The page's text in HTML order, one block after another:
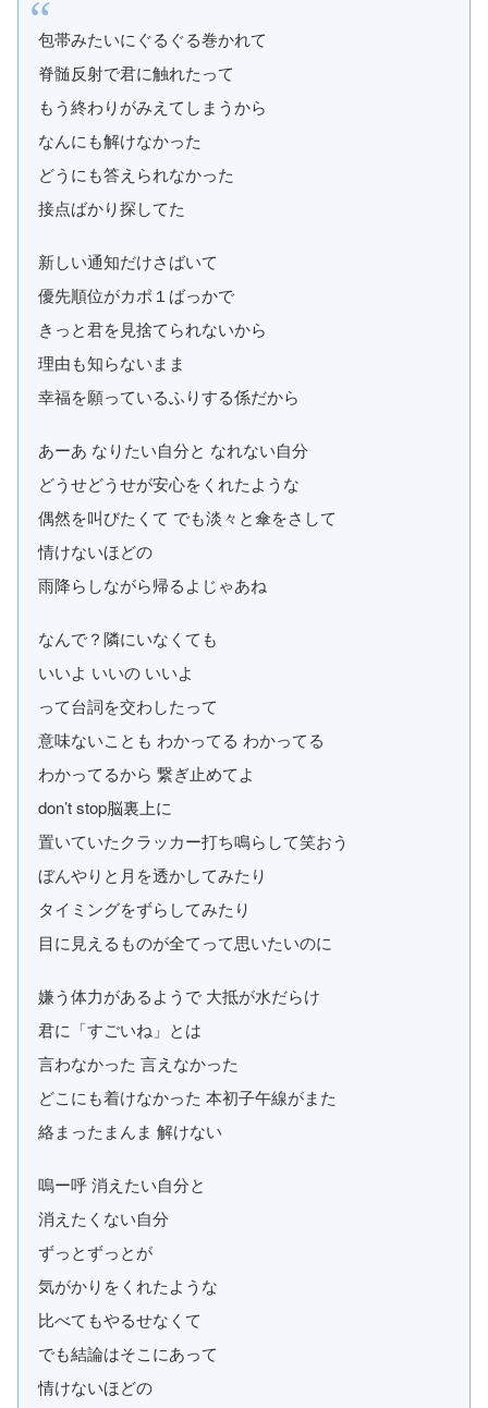
包帯みたいにぐるぐる巻かれて
脊髄反射で君に触れたって
もう終わりがみえてしまうから
なんにも解けなかった
どうにも答えられなかった
接点ばかり探してた
新しい通知だけさばいて
優先順位がカポ１ばっかで
きっと君を見捨てられないから
理由も知らないまま
幸福を願っているふりする係だから
あーあ なりたい自分と なれない自分
どうせどうせが安心をくれたような
偶然を叫びたくて でも淡々と傘をさして
情けないほどの
雨降らしながら帰るよじゃあね
なんで？隣にいなくても
いいよ いいの いいよ
って台詞を交わしたって
意味ないことも わかってる わかってる
わかってるから 繋ぎ止めてよ
don’t stop脳裏上に
置いていたクラッカー打ち鳴らして笑おう
ぼんやりと月を透かしてみたり
タイミングをずらしてみたり
目に見えるものが全てって思いたいのに
嫌う体力があるようで 大抵が水だらけ
君に「すごいね」とは
言わなかった 言えなかった
どこにも着けなかった 本初子午線がまた
絡まったまんま 解けない
嗚ー呼 消えたい自分と
消えたくない自分
ずっとずっとが
気がかりをくれたような
比べてもやるせなくて
でも結論はそこにあって
情けないほどの